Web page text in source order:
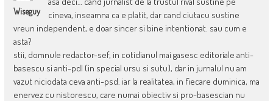
Wiseguy
cineva, inseamna ca e platit, dar cand ciutacu sustine
vreun independent, e doar sincer si bine intentionat. sau cum e
asta?
stii, domnule redactor-sef, in cotidianul mai gasesc editoriale anti-
basescu si anti-pdl (in special ursu si sutu), dar in jurnalul nu am
vazut niciodata ceva anti-psd. iar la realitatea, in fiecare duminica, ma
enervez cu nistorescu, care numai obiectiv si pro-basescian nu